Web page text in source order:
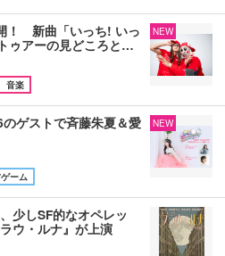
！ 新曲「いっち! いっ
ゥアーの見どころと…
音楽
NEW
ゲストで斉藤朱夏＆愛
ーム
NEW
少しSF的なオペレッ
ウ・ルナ』が上演